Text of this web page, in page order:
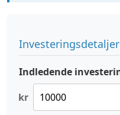
Investeringsdetaljer
Indledende
kr